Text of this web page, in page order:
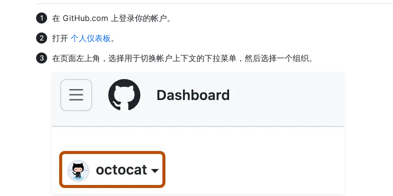
在 GitHub.com 上登录你的帐户。
打开 个人仪表板。
在页面左上角，选择用于切换帐户上下文的下拉菜单，然后选择一个组织。